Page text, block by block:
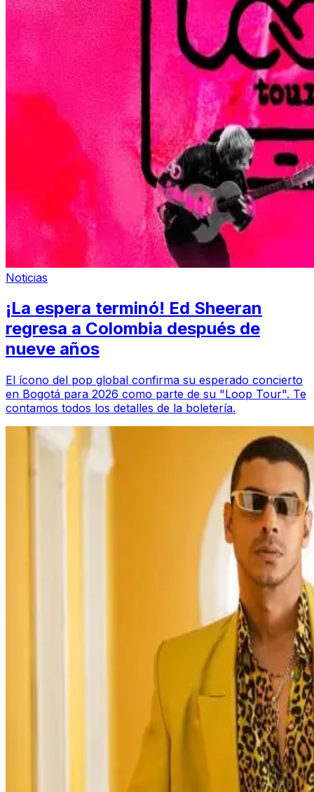
Noticias
¡La espera terminó! Ed Sheeran
regresa a Colombia después de
nueve años
El ícono del pop global confirma su esperado concierto
en Bogotá para 2026 como parte de su "Loop Tour". Te
contamos todos los detalles de la boletería.